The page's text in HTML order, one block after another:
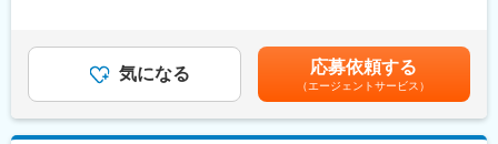
■当社について：
当社はパルシステム生活協同組合連合会の100％子会社として、
グループの畜産部門を担っています。健康経営優良法人に認定さ
取り扱い商品は人気の「イチオシキムチ」を始めとした主力10品
程度となります。大手流通PB商品にも携わっており、一度は目に
したことがある方も多いと思います。堅調に成長を続け、この10
じて上下する可能性があります。月給(月額)は固定手当を含めた表
記です。気になる 応募依頼する
（エージェントサービス）